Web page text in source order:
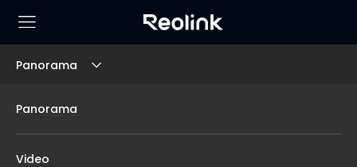
Panorama
Panorama
Video